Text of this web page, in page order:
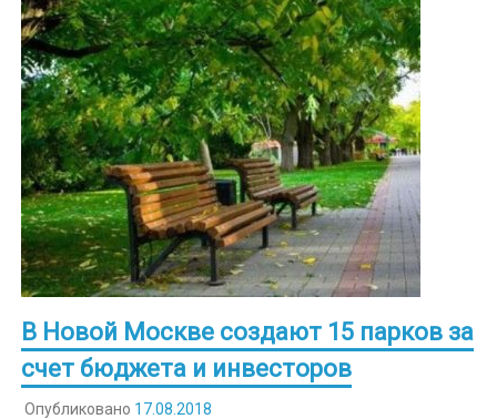
В Новой Москве создают 15 парков за
счет бюджета и инвесторов
Опубликовано 17.08.2018